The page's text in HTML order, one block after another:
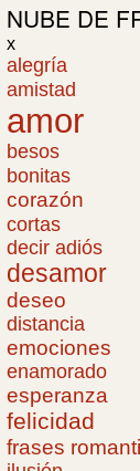
NUBE DE
x
alegría
amistad
amor
besos
bonitas
corazón
cortas
decir adiós
desamor
deseo
distancia
emociones
enamorado
esperanza
felicidad
frases